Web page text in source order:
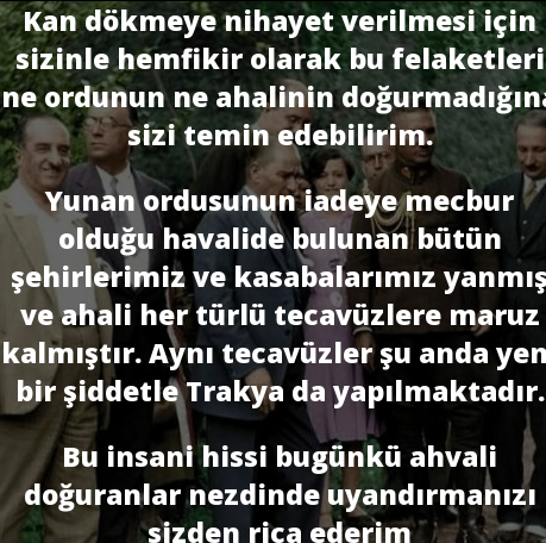
Kan dökmeye nihayet verilmesi için
sizinle hemfikir olarak bu felaketleri
ne ordunun ne ahalinin
sizi temin edebilirim.
Yunan ordusunun iadeye mecbur
olduğu havalide bulunan bütün
şehirlerimiz ve kasabalarımız
ve ahali her türlü tecavüzlere maruz
kalmıştır. Aynı tecavüzler şu anda
bir şiddetle Trakya da yapılmaktadır.
Bu insani hissi bugünkü ahvali
doğuranlar nezdinde uyandırmanızı
sizden rica ederim